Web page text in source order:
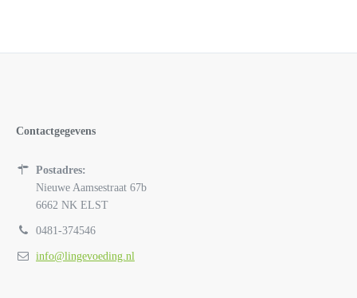
Contactgegevens
Postadres:
Nieuwe Aamsestraat 67b
6662 NK ELST
0481-374546
info@lingevoeding.nl